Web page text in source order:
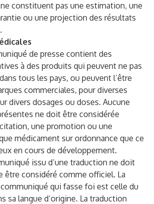
constituent pas une estimation, une
ou une projection des résultats
de presse contient des
à des produits qui peuvent ne pas
tous les pays, ou peuvent l’être
commerciales, pour diverses
divers dosages ou doses. Aucune
ne doit être considérée
une promotion ou une
médicament sur ordonnance que ce
en cours de développement.
issu d’une traduction ne doit
être considéré comme officiel. La
qui fasse foi est celle du
sa langue d’origine. La traduction